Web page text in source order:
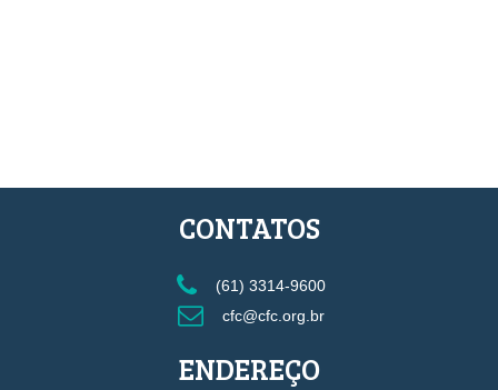
CONTATOS
(61) 3314-9600
cfc@cfc.org.br
ENDEREÇO